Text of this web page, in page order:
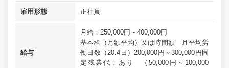
雇用形態 正社員
給与
月給：250,000円～400,000円
基本給（月額平均）又は時間額 月平均労
働日数（20.4日）200,000円～300,000円固
定残業代：あり （50,000円～100,000